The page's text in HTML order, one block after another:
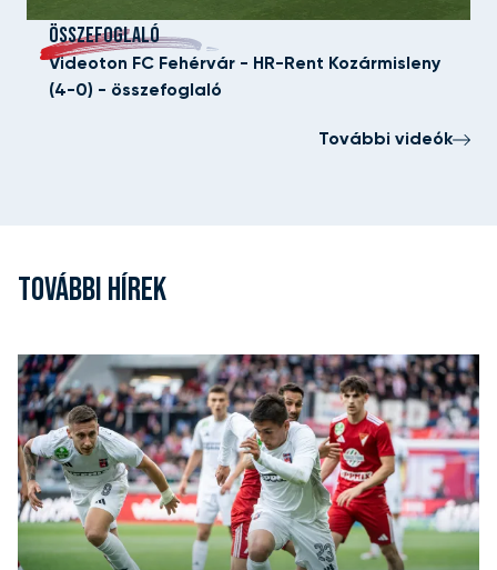
ÖSSZEFOGLALÓ
Videoton FC Fehérvár - HR-Rent Kozármisleny
(4-0) - összefoglaló
További videók
TOVÁBBI HÍREK